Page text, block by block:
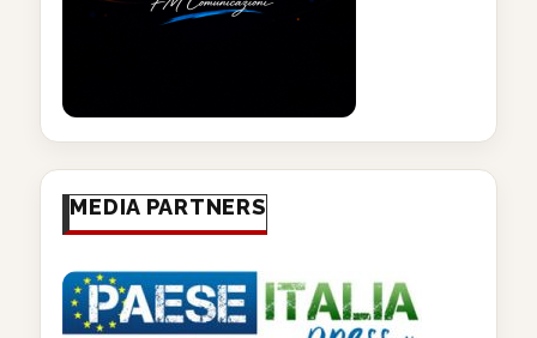
MEDIA PARTNERS